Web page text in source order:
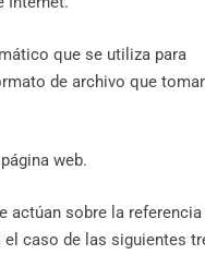
que se utiliza para
de archivo que
web.
actúan sobre la referencia
el caso de las siguientes